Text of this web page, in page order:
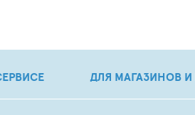
ДЛЯ МАГАЗИНОВ